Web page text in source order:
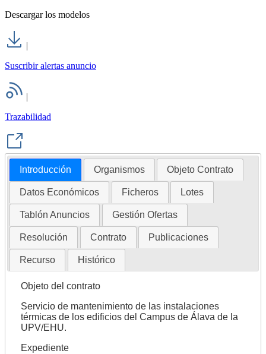
Descargar los modelos
|
Suscribir alertas anuncio
|
Trazabilidad
Introducción Organismos Objeto Contrato
Datos Económicos Ficheros Lotes
Tablón Anuncios Gestión Ofertas
Resolución Contrato Publicaciones
Recurso Histórico
Objeto del contrato
Servicio de mantenimiento de las instalaciones
térmicas de los edificios del Campus de Álava de la
UPV/EHU.
Expediente